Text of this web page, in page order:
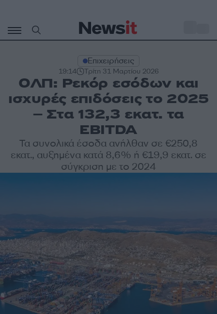
περιεχόμενο
Επιχειρήσεις
19:14 Τρίτη 31 Μαρτίου 2026
ΟΛΠ: Ρεκόρ εσόδων και
ισχυρές επιδόσεις το 2025
– Στα 132,3 εκατ. τα
EBITDA
Τα συνολικά έσοδα ανήλθαν σε €250,8
εκατ., αυξημένα κατά 8,6% ή €19,9 εκατ. σε
σύγκριση με το 2024